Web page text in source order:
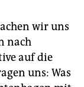
wir uns
nach
auf die
uns: Was